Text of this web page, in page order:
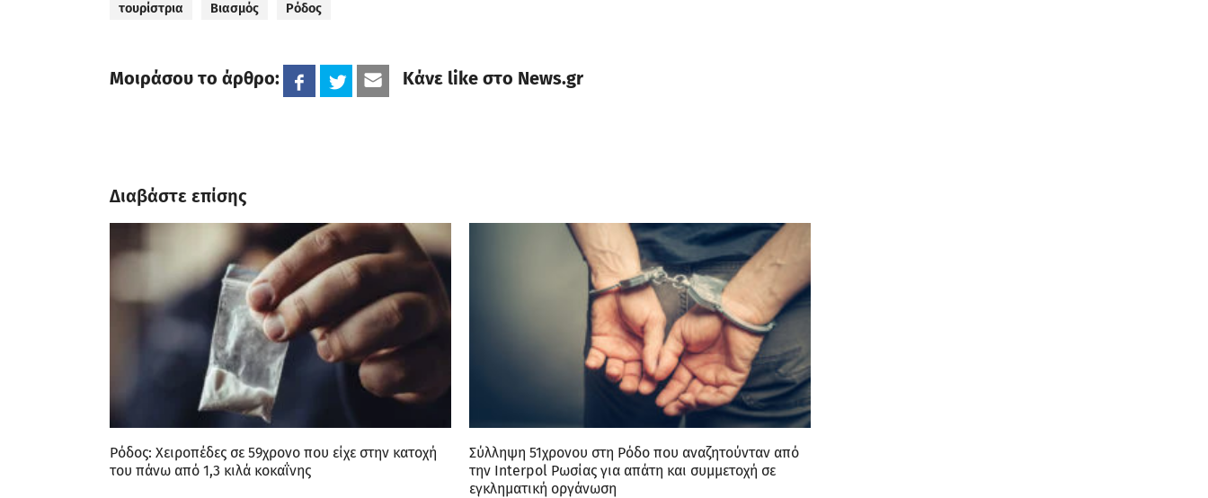
τουρίστρια Βιασμός Ρόδος
Μοιράσου το άρθρο: Κάνε like στο News.gr
Διαβάστε επίσης
Ρόδος: Χειροπέδες σε 59χρονο που είχε στην κατοχή
του πάνω από 1,3 κιλά κοκαΐνης
Σύλληψη 51χρονου στη Ρόδο που αναζητούνταν από
την Interpol Ρωσίας για απάτη και συμμετοχή σε
εγκληματική οργάνωση